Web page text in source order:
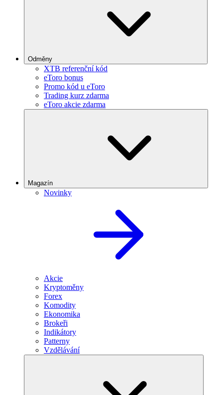
Odměny
XTB referenční kód
eToro bonus
Promo kód u eToro
Trading kurz zdarma
eToro akcie zdarma
Magazín
Novinky
Akcie
Kryptoměny
Forex
Komodity
Ekonomika
Brokeři
Indikátory
Patterny
Vzdělávání